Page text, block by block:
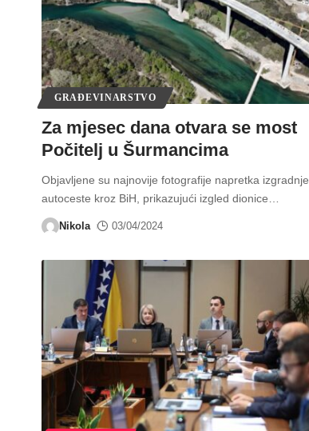
GRAĐEVINARSTVO
Za mjesec dana otvara se most
Počitelj u Šurmancima
Objavljene su najnovije fotografije napretka izgradnje
autoceste kroz BiH, prikazujući izgled dionice
Nikola 03/04/2024